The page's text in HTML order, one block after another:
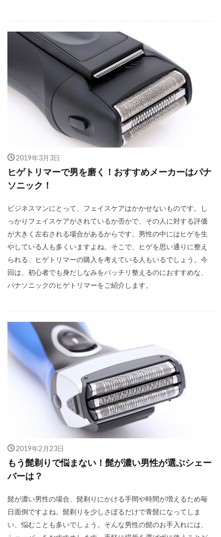
2019年3月3日
ヒゲトリマーで男を磨く！おすすめメーカーはパナ
ソニック！
ビジネスマンにとって、フェイスケアはかかせないものです。し
っかりフェイスケアがされているか否かで、その人に対する評価
が大きく左右される場合があるからです。男性の中にはヒゲを生
やしている人も多くいますよね。そこで、ヒゲを思い通りに整え
られる、ヒゲトリマーの購入を考えている人もいるでしょう。今
回は、初心者でも身だしなみをバッチリ整えるのにおすすめな、
パナソニックのヒゲトリマーをご紹介します。
2019年2月23日
もう髭剃りで悩まない！髭が濃い男性が選ぶシェー
バーは？
髭が濃い男性の場合、髭剃りにかける手間や時間が増えるため毎
日面倒ですよね。髭剃りを少しさぼるだけで青髭になってしま
い、悩むことも多いでしょう。そんな男性の髭のお手入れには、